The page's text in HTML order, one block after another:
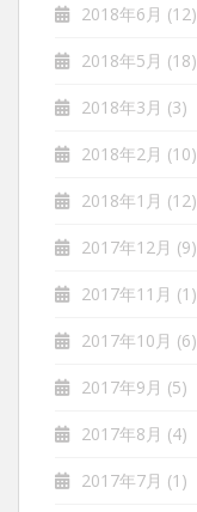
2018年6月 (12)
2018年5月 (18)
2018年3月 (3)
2018年2月 (10)
2018年1月 (12)
2017年12月 (9)
2017年11月 (1)
2017年10月 (6)
2017年9月 (5)
2017年8月 (4)
2017年7月 (1)